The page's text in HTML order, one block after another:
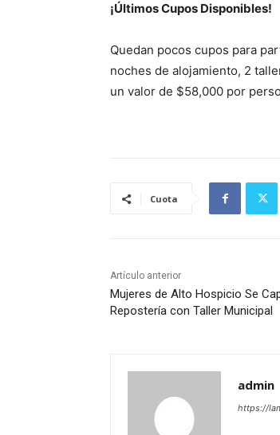
¡Últimos Cupos Disponibles!
Quedan pocos cupos para
noches de alojamiento, 2
un valor de $58,000 por
Cuota
Artículo anterior
Mujeres de Alto Hospicio Se
Repostería con Taller Municipal
admin
https://